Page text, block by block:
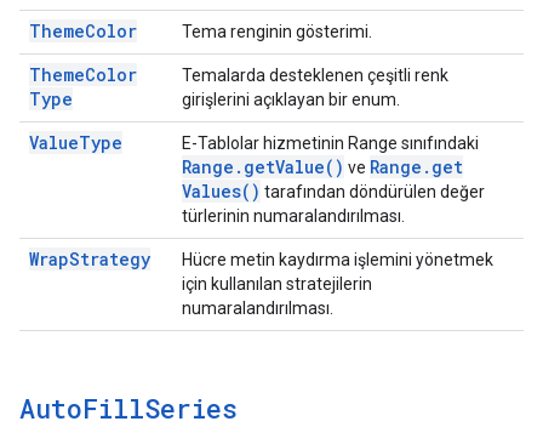
ThemeColor Tema renginin gösterimi.
ThemeColor
Type
Temalarda desteklenen çeşitli renk
girişlerini açıklayan bir enum.
ValueType E-Tablolar hizmetinin Range sınıfındaki
Range . getValue( ) ve Range . get
Values( ) tarafından döndürülen değer
türlerinin numaralandırılması.
WrapStrategy
Hücre metin kaydırma işlemini yönetmek
için kullanılan stratejilerin
numaralandırılması.
AutoFillSeries